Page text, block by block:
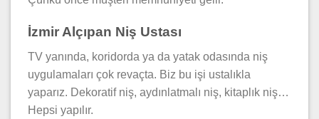
İzmir Alçıpan Niş Ustası
TV yanında, koridorda ya da yatak odasında niş
uygulamaları çok revaçta. Biz bu işi ustalıkla
yaparız. Dekoratif niş, aydınlatmalı niş, kitaplık niş…
Hepsi yapılır.